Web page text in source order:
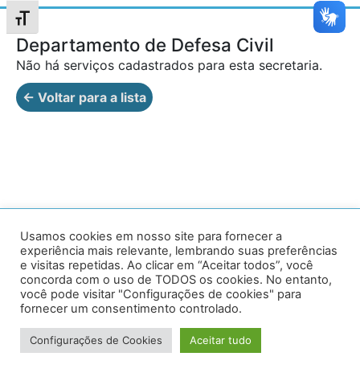
Alternar tamanho da fonte
Departamento de Defesa Civil
Não há serviços cadastrados para esta secretaria.
← Voltar para a lista
Av. Prof. Armando Alves da Silva, nº 1950 - Zacarias,
Caratinga - MG - 35302-403 / Tel: (33) 3329 8000
Desenvolvido por VersaTec
Usamos cookies em nosso site para fornecer a
experiência mais relevante, lembrando suas preferências
e visitas repetidas. Ao clicar em “Aceitar todos”, você
concorda com o uso de TODOS os cookies. No entanto,
você pode visitar "Configurações de cookies" para
fornecer um consentimento controlado.
Configurações de Cookies Aceitar tudo